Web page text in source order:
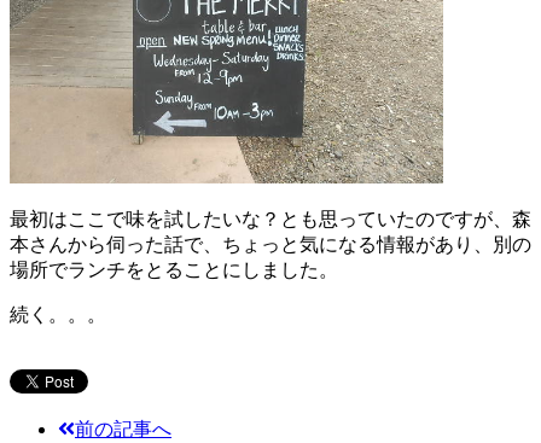
最初はここで味を試したいな？とも思っていたのですが、森
本さんから伺った話で、ちょっと気になる情報があり、別の
場所でランチをとることにしました。
続く。。。
前の記事へ